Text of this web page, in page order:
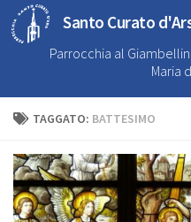
Santo Curato
Parrocchia al
Maria
TAGGATO: BATTESIMO